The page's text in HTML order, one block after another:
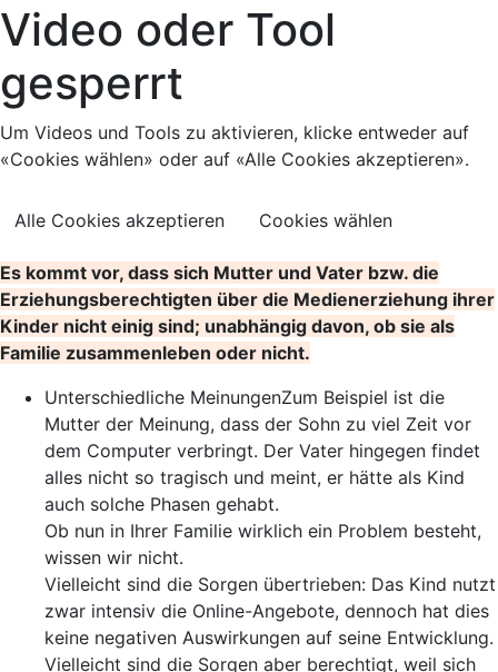
Video oder Tool
gesperrt
Um Videos und Tools zu aktivieren, klicke entweder auf
«Cookies wählen» oder auf «Alle Cookies akzeptieren».
Alle Cookies akzeptieren Cookies wählen
Es kommt vor, dass sich Mutter und Vater bzw. die
Erziehungsberechtigten über die Medienerziehung ihrer
Kinder nicht einig sind; unabhängig davon, ob sie als
Familie zusammenleben oder nicht.
Unterschiedliche MeinungenZum Beispiel ist die
Mutter der Meinung, dass der Sohn zu viel Zeit vor
dem Computer verbringt. Der Vater hingegen findet
alles nicht so tragisch und meint, er hätte als Kind
auch solche Phasen gehabt.
Ob nun in Ihrer Familie wirklich ein Problem besteht,
wissen wir nicht.
Vielleicht sind die Sorgen übertrieben: Das Kind nutzt
zwar intensiv die Online-Angebote, dennoch hat dies
keine negativen Auswirkungen auf seine Entwicklung.
Vielleicht sind die Sorgen aber berechtigt, weil sich